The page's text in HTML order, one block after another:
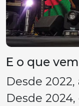
E o que
Desde
Desde